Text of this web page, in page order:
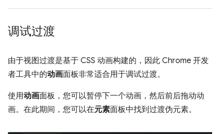
调试过渡
由于视图过渡是基于 CSS 动画构建的，因此 Chrome 开发
者工具中的动画面板非常适合用于调试过渡。
使用动画面板，您可以暂停下一个动画，然后前后拖动动
画。在此期间，您可以在元素面板中找到过渡伪元素。